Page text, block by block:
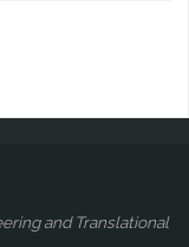
and Translational